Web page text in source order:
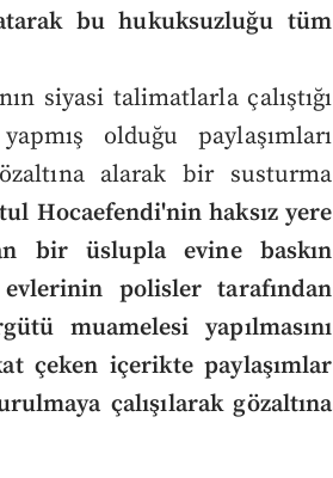
bu hukuksuzluğu tüm
siyasi talimatlarla çalıştığı
olduğu paylaşımları
alarak bir susturma
Hocaefendi'nin haksız yere
bir üslupla evine baskın
evlerinin polisler tarafından
muamelesi yapılmasını
çeken içerikte paylaşımlar
çalışılarak gözaltına